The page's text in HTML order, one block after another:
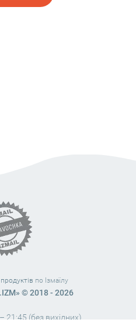
по Ізмаїлу
© 2018 - 2026
(без вихідних)